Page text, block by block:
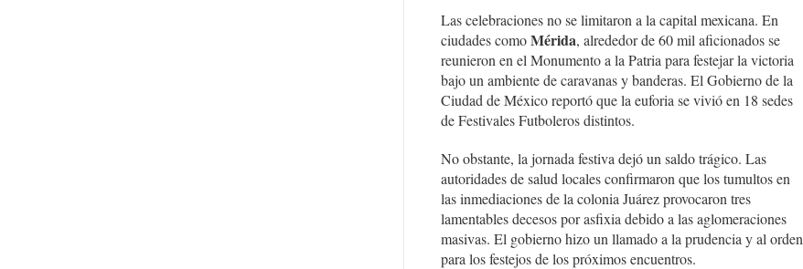
Las celebraciones no se limitaron a la capital mexicana. En
ciudades comoMérida, alrededor de 60 mil aficionados se
reunieron en el Monumento a la Patria para festejar la victoria
bajo un ambiente de caravanas y banderas. El Gobierno de la
Ciudad de México reportó que la euforia se vivió en 18 sedes
de Festivales Futboleros distintos.
No obstante, la jornada festiva dejó un saldo trágico. Las
autoridades de salud locales confirmaron que los tumultos en
las inmediaciones de la colonia Juárez provocaron tres
lamentables decesos por asfixia debido a las aglomeraciones
masivas. El gobierno hizo un llamado a la prudencia y al orden
para los festejos de los próximos encuentros.